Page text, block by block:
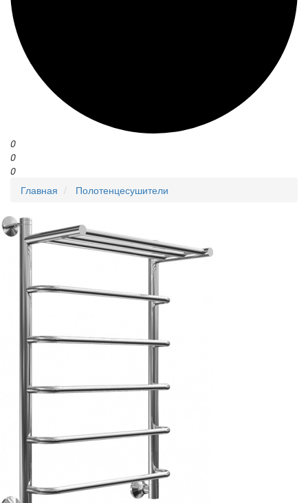
0
0
0
Главная
Полотенцесушители